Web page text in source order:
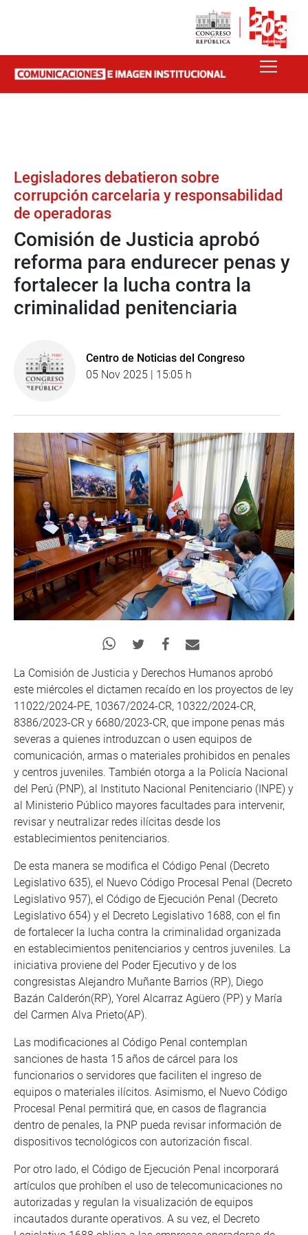
Legisladores debatieron sobre
corrupción carcelaria y responsabilidad
de operadoras
Comisión de Justicia aprobó
reforma para endurecer penas y
fortalecer la lucha contra la
criminalidad penitenciaria
Centro de Noticias del Congreso
05 Nov 2025 | 15:05 h
La Comisión de Justicia y Derechos Humanos aprobó
este miércoles el dictamen recaído en los proyectos de ley
11022/2024-PE, 10367/2024-CR, 10322/2024-CR,
8386/2023-CR y 6680/2023-CR, que impone penas más
severas a quienes introduzcan o usen equipos de
comunicación, armas o materiales prohibidos en penales
y centros juveniles. También otorga a la Policía Nacional
del Perú (PNP), al Instituto Nacional Penitenciario (INPE) y
al Ministerio Público mayores facultades para intervenir,
revisar y neutralizar redes ilícitas desde los
establecimientos penitenciarios.
De esta manera se modifica el Código Penal (Decreto
Legislativo 635), el Nuevo Código Procesal Penal (Decreto
Legislativo 957), el Código de Ejecución Penal (Decreto
Legislativo 654) y el Decreto Legislativo 1688, con el fin
de fortalecer la lucha contra la criminalidad organizada
en establecimientos penitenciarios y centros juveniles. La
iniciativa proviene del Poder Ejecutivo y de los
congresistas Alejandro Muñante Barrios (RP), Diego
Bazán Calderón(RP), Yorel Alcarraz Agüero (PP) y María
del Carmen Alva Prieto(AP).
Las modificaciones al Código Penal contemplan
sanciones de hasta 15 años de cárcel para los
funcionarios o servidores que faciliten el ingreso de
equipos o materiales ilícitos. Asimismo, el Nuevo Código
Procesal Penal permitirá que, en casos de flagrancia
dentro de penales, la PNP pueda revisar información de
dispositivos tecnológicos con autorización fiscal.
Por otro lado, el Código de Ejecución Penal incorporará
artículos que prohíben el uso de telecomunicaciones no
autorizadas y regulan la visualización de equipos
incautados durante operativos. A su vez, el Decreto